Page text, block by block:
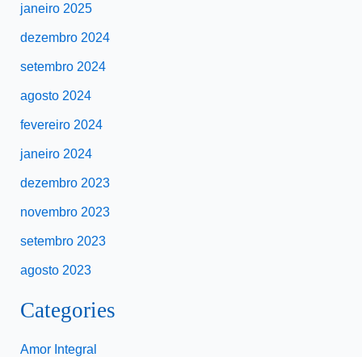
janeiro 2025
dezembro 2024
setembro 2024
agosto 2024
fevereiro 2024
janeiro 2024
dezembro 2023
novembro 2023
setembro 2023
agosto 2023
Categories
Amor Integral